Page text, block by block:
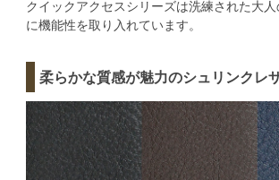
クイックアクセスシリーズは洗練された大
に機能性を取り入れています。
柔らかな質感が魅力のシュリンクレ